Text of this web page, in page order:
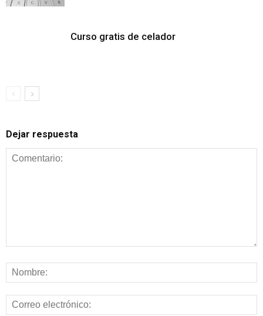
Curso gratis de celador
Dejar respuesta